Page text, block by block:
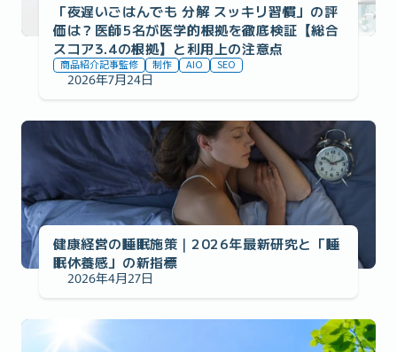
「夜遅いごはんでも 分解 スッキリ習慣」の評
価は？医師5名が医学的根拠を徹底検証【総合
スコア3.4の根拠】と利用上の注意点
商品紹介記事監修 制作 AIO SEO
2026年7月24日
事例の紹介
健康経営の睡眠施策｜2026年最新研究と「睡
眠休養感」の新指標
2026年4月27日
事例の紹介